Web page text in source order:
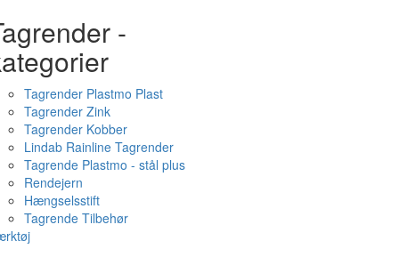
-
Tagrender Plastmo Plast
Tagrender Zink
Tagrender Kobber
Lindab Rainline Tagrender
Tagrende Plastmo - stål plus
Rendejern
Hængselsstift
Tagrende Tilbehør